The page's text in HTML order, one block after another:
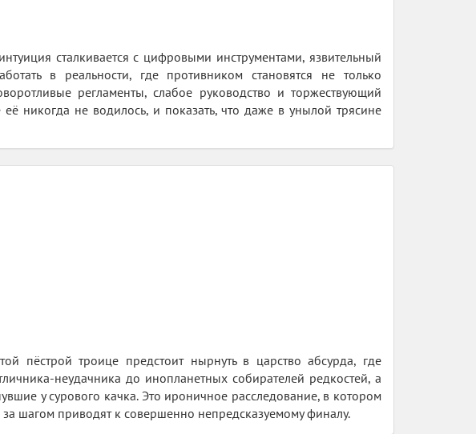
сталкивается с цифровыми инструментами, язвительный
в реальности, где противником становятся не только
регламенты, слабое руководство и торжествующий
её никогда не водилось, и показать, что даже в унылой трясине
пёстрой троице предстоит нырнуть в царство абсурда, где
неудачника до инопланетных собирателей редкостей, а
у сурового качка. Это ироничное расследование, в котором
шагом приводят к совершенно непредсказуемому финалу.